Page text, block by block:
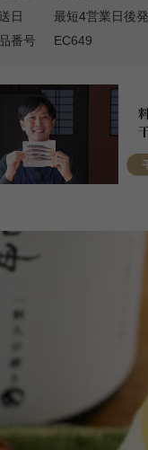
日
最短4営業日後
番号
EC649